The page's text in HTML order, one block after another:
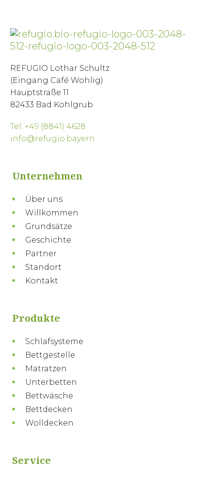
REFUGIO Lothar Schultz
(Eingang Café Wohlig)
Hauptstraße 11
82433 Bad Kohlgrub
Tel. +49 (8841) 4628
info@refugio.bayern
Unternehmen
Über uns
Willkommen
Grundsätze
Geschichte
Partner
Standort
Kontakt
Produkte
Schlafsysteme
Bettgestelle
Matratzen
Unterbetten
Bettwäsche
Bettdecken
Wolldecken
Service